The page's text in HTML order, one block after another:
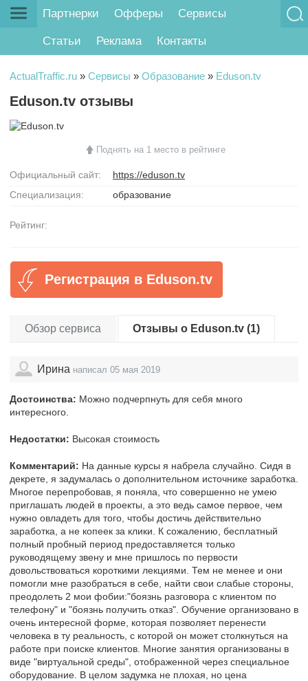
Партнерки Офферы Сервисы
Статьи Реклама Контакты
ActualTraffic.ru » Сервисы » Образование » Eduson.tv
Eduson.tv отзывы
Поднять на 1 место в рейтинге
Официальный сайт:
https://eduson.tv
Специализация:
образование
Рейтинг:
Регистрация в Eduson.tv
Обзор сервиса Отзывы о Eduson.tv (1)
Ирина написал 05 мая 2019
Достоинства: Можно подчерпнуть для себя много
интересного.
Недостатки: Высокая стоимость
Комментарий: На данные курсы я набрела случайно. Сидя в
декрете, я задумалась о дополнительном источнике заработка.
Многое перепробовав, я поняла, что совершенно не умею
приглашать людей в проекты, а это ведь самое первое, чем
нужно овладеть для того, чтобы достичь действительно
заработка, а не копеек за клики. К сожалению, бесплатный
полный пробный период предоставляется только
руководящему звену и мне пришлось по первости
довольствоваться короткими лекциями. Тем не менее и они
помогли мне разобраться в себе, найти свои слабые стороны,
преодолеть 2 мои фобии:"боязнь разговора с клиентом по
телефону" и "боязнь получить отказ". Обучение организовано в
очень интересной форме, которая позволяет перенести
человека в ту реальность, с которой он может столкнуться на
работе при поиске клиентов. Многие занятия организованы в
виде "виртуальной среды", отображенной через специальное
оборудование. В целом задумка не плохая, но цена